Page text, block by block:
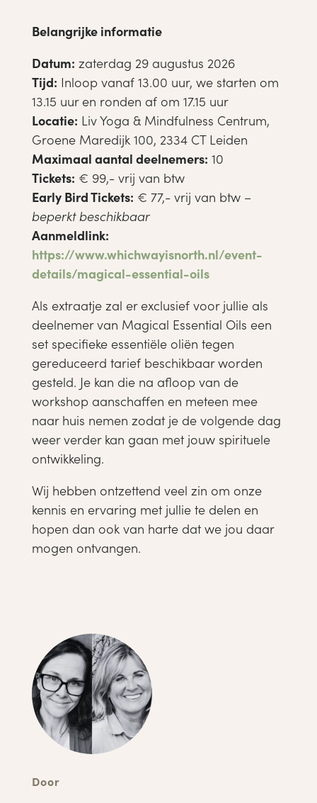
Belangrijke informatie
Datum: zaterdag 29 augustus 2026
Tijd: Inloop vanaf 13.00 uur, we starten om
13.15 uur en ronden af om 17.15 uur
Locatie: Liv Yoga & Mindfulness Centrum,
Groene Maredijk 100, 2334 CT Leiden
Maximaal aantal deelnemers: 10
Tickets: € 99,- vrij van btw
Early Bird Tickets: € 77,- vrij van btw –
beperkt beschikbaar
Aanmeldlink:
https://www.whichwayisnorth.nl/event-
details/magical-essential-oils
Als extraatje zal er exclusief voor jullie als
deelnemer van Magical Essential Oils een
set specifieke essentiële oliën tegen
gereduceerd tarief beschikbaar worden
gesteld. Je kan die na afloop van de
workshop aanschaffen en meteen mee
naar huis nemen zodat je de volgende dag
weer verder kan gaan met jouw spirituele
ontwikkeling.
Wij hebben ontzettend veel zin om onze
kennis en ervaring met jullie te delen en
hopen dan ook van harte dat we jou daar
mogen ontvangen.
Door